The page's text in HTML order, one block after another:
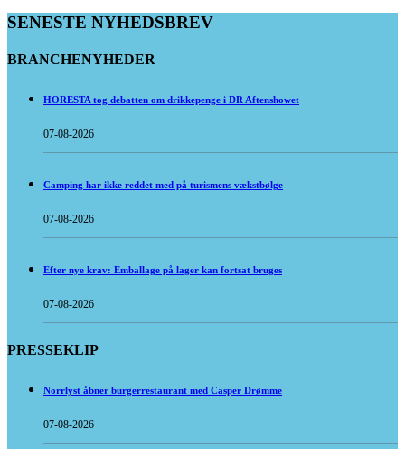
SENESTE NYHEDSBREV
BRANCHENYHEDER
HORESTA tog debatten om drikkepenge i DR Aftenshowet
07-08-2026
Camping har ikke reddet med på turismens vækstbølge
07-08-2026
Efter nye krav: Emballage på lager kan fortsat bruges
07-08-2026
PRESSEKLIP
Norrlyst åbner burgerrestaurant med Casper Drømme
07-08-2026